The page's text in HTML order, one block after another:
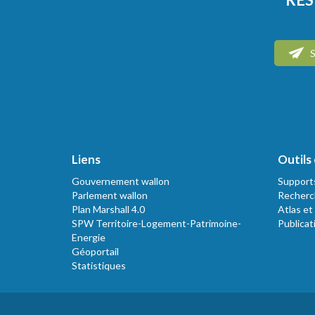
Liens
Gouvernement wallon
Parlement wallon
Plan Marshall 4.0
SPW Territoire-Logement-Patrimoine-
Energie
Géoportail
Statistiques
Outils
Atlas et